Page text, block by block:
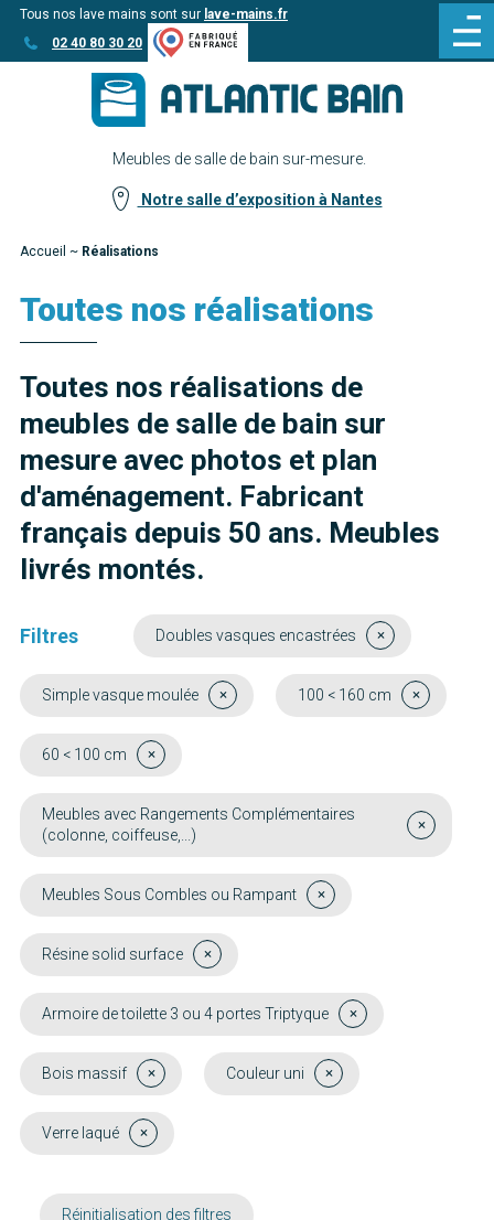
Aller
au
Aller au
contenu
Tous nos lave mains sont sur lave-mains.fr
02 40 80 30 20
Meubles de salle de bain sur-mesure.
Notre salle d’exposition à Nantes
Accueil ~ Réalisations
Toutes nos réalisations
Toutes nos réalisations de
meubles de salle de bain sur
mesure avec photos et plan
d'aménagement. Fabricant
français depuis 50 ans. Meubles
livrés montés.
Filtres Doubles vasques encastrées
Simple vasque moulée 100 < 160 cm
60 < 100 cm
Meubles avec Rangements Complémentaires
(colonne, coiffeuse,...)
Meubles Sous Combles ou Rampant
Résine solid surface
Armoire de toilette 3 ou 4 portes Triptyque
Bois massif Couleur uni
Verre laqué
Réinitialisation des filtres